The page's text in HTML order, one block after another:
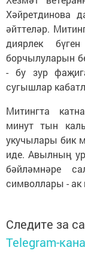
Хәйретдинова
әйттеләр.
диярлек
борчылуларын
- бу зур
сугышлар
Митингта
минут тын
укучылары бик
иде. Авылның
бәйләмнәре
символлары - ак
Следите за
Telegram-